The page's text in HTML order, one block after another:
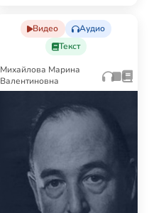
Видео
Аудио
Текст
Михайлова Марина
Валентиновна